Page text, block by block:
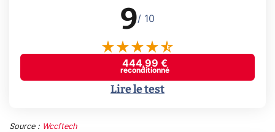
9/ 10
444,99 €
reconditionné
Lire le test
Source : Wccftech